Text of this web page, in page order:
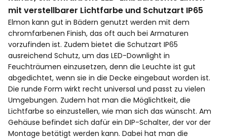
mit verstellbarer Lichtfarbe und Schutzart IP65
Elmon kann gut in Bädern genutzt werden mit dem
chromfarbenen Finish, das oft auch bei Armaturen
vorzufinden ist. Zudem bietet die Schutzart IP65
ausreichend Schutz, um das LED-Downlight in
Feuchträumen einzusetzen, denn die Leuchte ist gut
abgedichtet, wenn sie in die Decke eingebaut worden ist.
Die runde Form wirkt recht universal und passt zu vielen
Umgebungen. Zudem hat man die Möglichtkeit, die
Lichtfarbe so einzustellen, wie man sich das wünscht. Am
Gehäuse befindet sich dafür ein DIP-Schalter, der vor der
Montage betätigt werden kann. Dabei hat man die